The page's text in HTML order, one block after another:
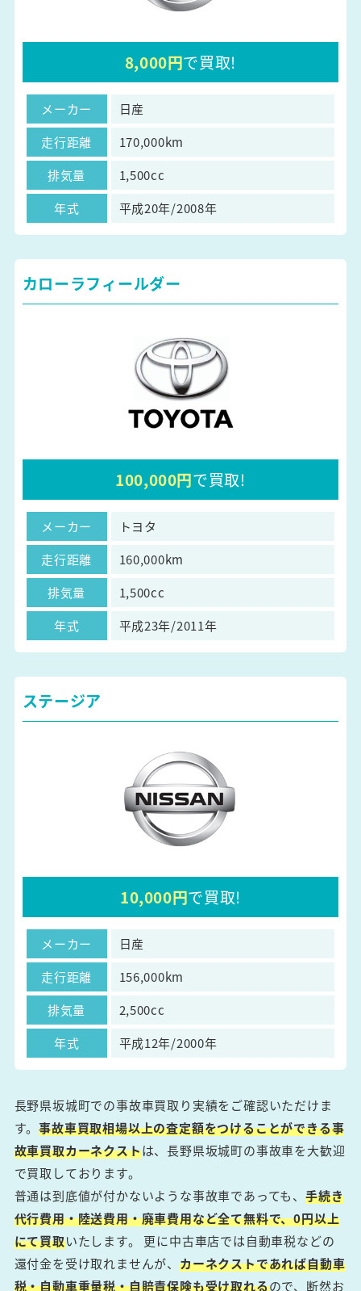
8,000円で買取!
メーカー
日産
走行距離
170,000km
排気量
1,500cc
年式
平成20年/2008年
カローラフィールダー
100,000円で買取!
メーカー
トヨタ
走行距離
160,000km
排気量
1,500cc
年式
平成23年/2011年
ステージア
10,000円で買取!
メーカー
日産
走行距離
156,000km
排気量
2,500cc
年式
平成12年/2000年
長野県坂城町での事故車買取り実績をご確認いただけま
す。事故車買取相場以上の査定額をつけることができる事
故車買取カーネクストは、長野県坂城町の事故車を大歓迎
で買取しております。
普通は到底値が付かないような事故車であっても、手続き
代行費用・陸送費用・廃車費用など全て無料で、0円以上
にて買取いたします。 更に中古車店では自動車税などの
還付金を受け取れませんが、カーネクストであれば自動車
税・自動車重量税・自賠責保険も受け取れるので、断然お